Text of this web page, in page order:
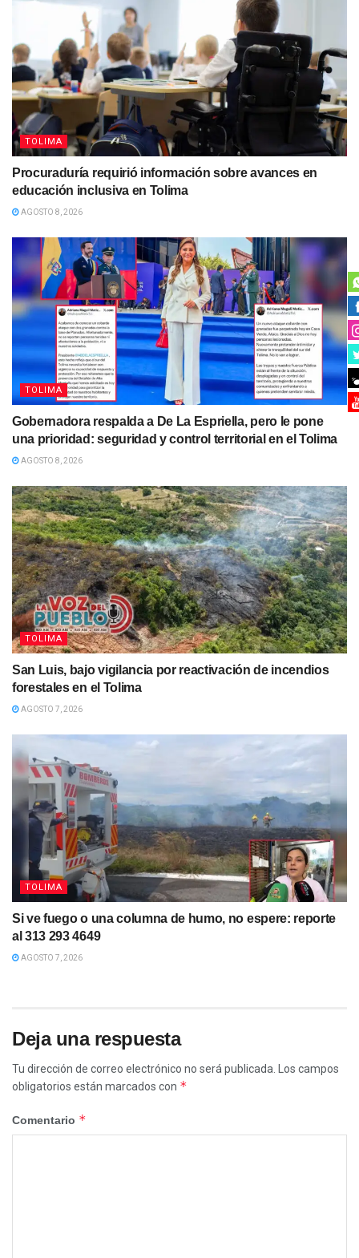
TOLIMA
Procuraduría requirió información sobre avances en
educación inclusiva en Tolima
AGOSTO 8, 2026
TOLIMA
Gobernadora respalda a De La Espriella, pero le pone
una prioridad: seguridad y control territorial en el Tolima
AGOSTO 8, 2026
TOLIMA
San Luis, bajo vigilancia por reactivación de incendios
forestales en el Tolima
AGOSTO 7, 2026
TOLIMA
Si ve fuego o una columna de humo, no espere: reporte
al 313 293 4649
AGOSTO 7, 2026
Deja una respuesta
Tu dirección de correo electrónico no será publicada.
Los campos
obligatorios están marcados con *
Comentario *